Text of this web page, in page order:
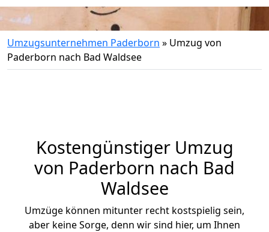
Umzugsunternehmen Paderborn » Umzug von
Paderborn nach Bad Waldsee
Kostengünstiger Umzug
von Paderborn nach Bad
Waldsee
Umzüge können mitunter recht kostspielig sein,
aber keine Sorge, denn wir sind hier, um Ihnen